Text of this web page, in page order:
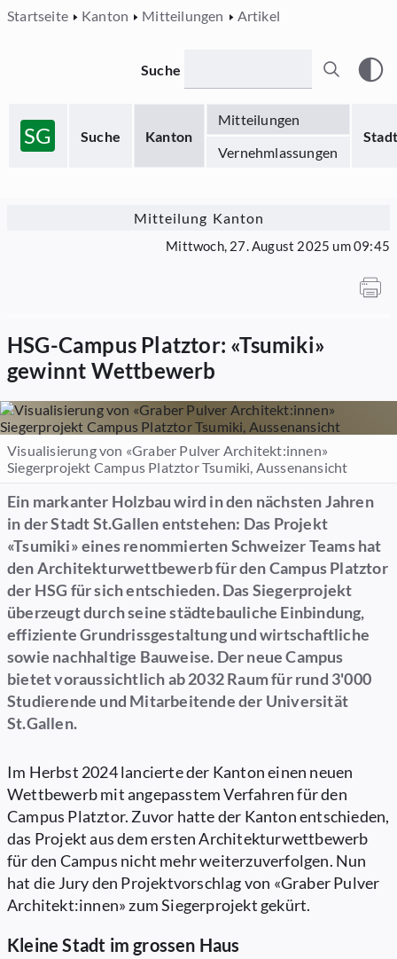
Startseite Kanton Mitteilungen Artikel
SG Suche Kanton
Mitteilungen
Stadt
Vernehmlassungen
Suche
Mitteilung Kanton
Mittwoch, 27. August 2025 um 09:45
HSG-Campus Platztor: «Tsumiki»
gewinnt Wettbewerb
Visualisierung von «Graber Pulver Architekt:innen»
Siegerprojekt Campus Platztor Tsumiki, Aussenansicht
Ein markanter Holzbau wird in den nächsten Jahren
in der Stadt St.Gallen entstehen: Das Projekt
«Tsumiki» eines renommierten Schweizer Teams hat
den Architekturwettbewerb für den Campus Platztor
der HSG für sich entschieden. Das Siegerprojekt
überzeugt durch seine städtebauliche Einbindung,
effiziente Grundrissgestaltung und wirtschaftliche
sowie nachhaltige Bauweise. Der neue Campus
bietet voraussichtlich ab 2032 Raum für rund 3'000
Studierende und Mitarbeitende der Universität
St.Gallen.
Im Herbst 2024 lancierte der Kanton einen neuen
Wettbewerb mit angepasstem Verfahren für den
Campus Platztor. Zuvor hatte der Kanton entschieden,
das Projekt aus dem ersten Architekturwettbewerb
für den Campus nicht mehr weiterzuverfolgen. Nun
hat die Jury den Projektvorschlag von «Graber Pulver
Architekt:innen» zum Siegerprojekt gekürt.
Kleine Stadt im grossen Haus